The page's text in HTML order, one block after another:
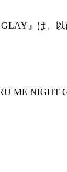
』は、
ME NIGHT